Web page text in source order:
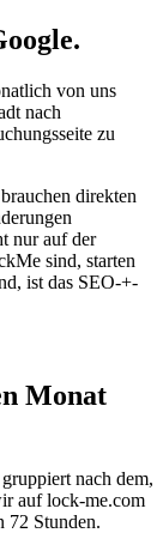
von uns
nach
zu
direkten
nur auf der
sind, starten
ist das SEO-+-
Monat
nach dem,
auf lock-me.com
72 Stunden.